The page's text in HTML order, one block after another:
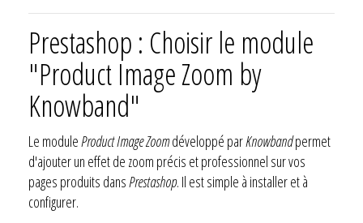
Prestashop : Choisir le module
"Product Image Zoom by
Knowband"
Le moduleProduct Image Zoomdéveloppé parKnowbandpermet
d'ajouter un effet de zoom précis et professionnel sur vos
pages produits dansPrestashop. Il est simple à installer et à
configurer.